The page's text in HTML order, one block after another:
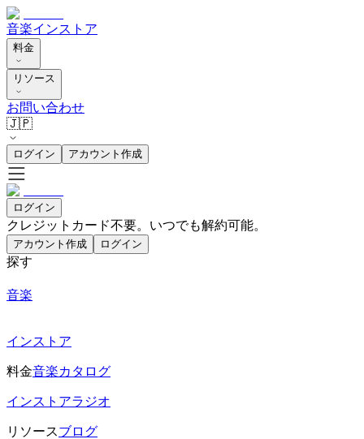
音楽インストア
料金
リソース
お問い合わせ
🇯🇵
ログイン アカウント作成
ログイン
クレジットカード不要。いつでも解約可能。
アカウント作成 ログイン
探す
音楽
インストア
料金音楽カタログ
インストアラジオ
リソースブログ